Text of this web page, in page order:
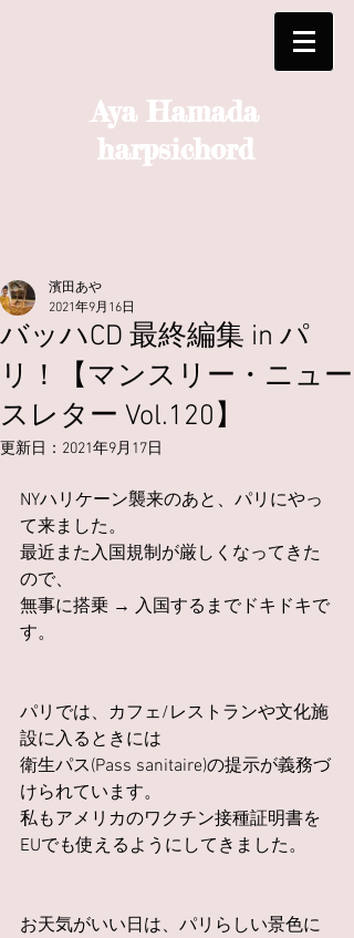
Aya Hamada
harpsichord
バッハCD 最終編集 in パ
リ！【マンスリー・ニュー
スレター Vol.120】
濱田あや
2021年9月16日
更新日： 2021年9月17日
NYハリケーン襲来のあと、パリにやっ
て来ました。
最近また入国規制が厳しくなってきた
ので、
無事に搭乗 → 入国するまでドキドキで
す。
パリでは、カフェ/レストランや文化施
設に入るときには
衛生パス(Pass sanitaire)の提示が義務づ
けられています。
私もアメリカのワクチン接種証明書を
EUでも使えるようにしてきました。
お天気がいい日は、パリらしい景色に